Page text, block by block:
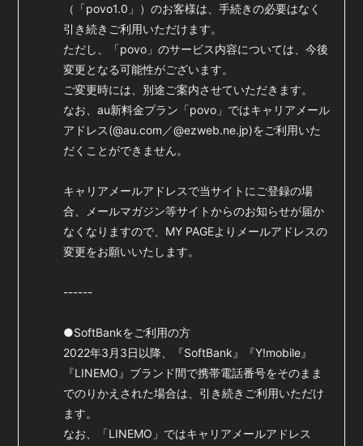
（「povo1.0」）のお客様は、手続きの必要はなく
引き続きご利用いただけます。
ただし、「povo」のサービス内容については、今後
変更となる可能性がございます。
ご変更時には、別途ご案内させていただきます。
なお、au新料金プラン「povo」ではキャリアメール
アドレス(@au.com／@ezweb.ne.jp)をご利用いた
だくことができません。
キャリアメールアドレスで当サイトにご登録の場
合、メールマガジン等サイトからのお知らせが届か
なくなりますので、MY PAGEよりメールアドレスの
変更をお願いいたします。
------
●SoftBankをご利用の方
2022年3月3日以降、『SoftBank』『Y!mobile』
『LINEMO』ブランド間で携帯電話番号をそのまま
でのりかえされた場合は、引き続きご利用いただけ
ます。
なお、「LINEMO」ではキャリアメールアドレス